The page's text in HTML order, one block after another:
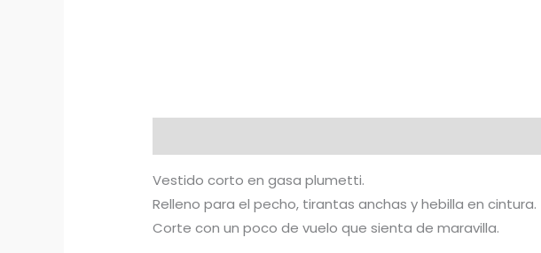
Vestido corto en gasa plumetti.
Relleno para el pecho, tirantas anchas y hebilla en cintura.
Corte con un poco de vuelo que sienta de maravilla.